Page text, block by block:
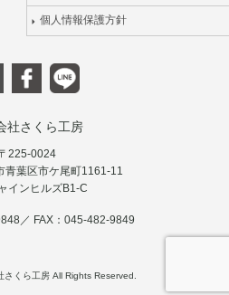
個人情報保護方針
社さくら工房
225-0024
青葉区市ケ尾町1161-11
インヒルズB1-C
／ FAX：045-482-9849
くら工房 All Rights Reserved.